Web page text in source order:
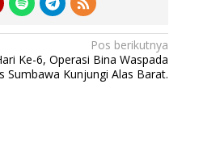
Pos berikutnya
Ke-6, Operasi Bina Waspada
Sumbawa Kunjungi Alas Barat.